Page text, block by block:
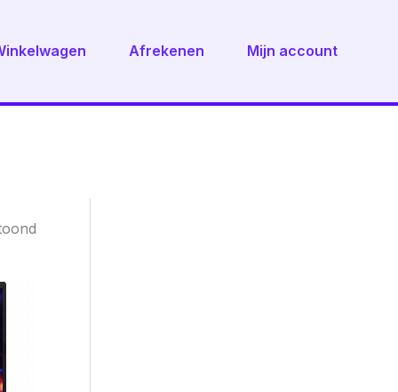
Afrekenen Mijn account